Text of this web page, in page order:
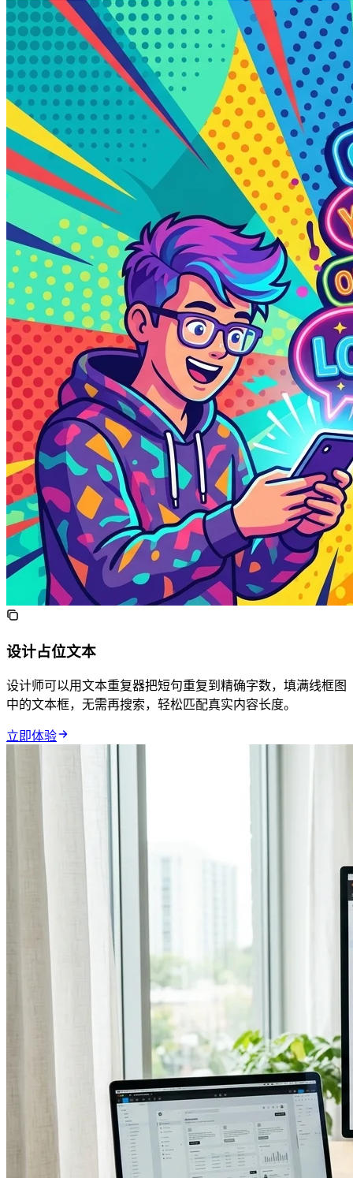
UI 设计占位文本
设计师可以用文本重复器把短句重复到精确字数，填满线框图
中的文本框，无需再搜索 Lorem Ipsum，轻松匹配真实内容长度。
立即体验